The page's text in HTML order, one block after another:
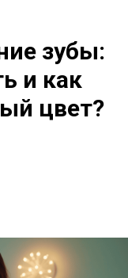
зубы:
и как
цвет?